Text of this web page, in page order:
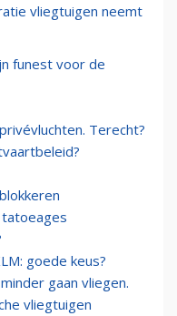
vliegtuigen neemt
funest voor de
Terecht?
goede keus?
gaan vliegen.
vliegtuigen